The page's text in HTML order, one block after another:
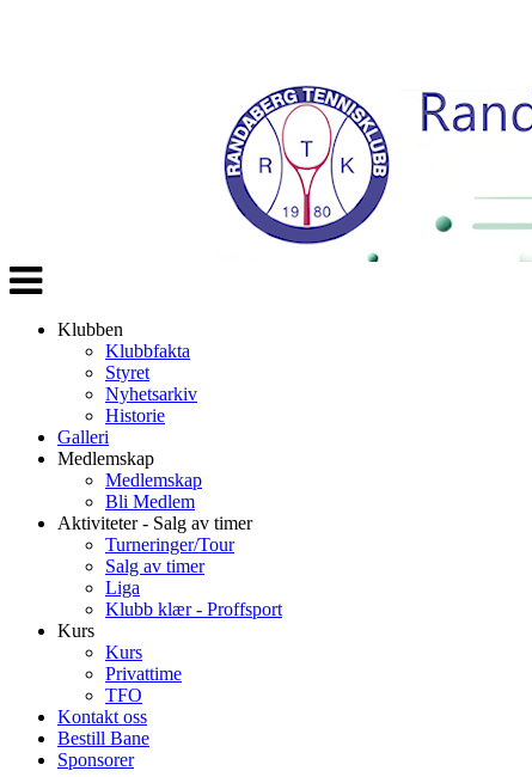
Veksle
navigasjon
Klubben
Klubbfakta
Styret
Nyhetsarkiv
Historie
Galleri
Medlemskap
Medlemskap
Bli Medlem
Aktiviteter - Salg av timer
Turneringer/Tour
Salg av timer
Liga
Klubb klær - Proffsport
Kurs
Kurs
Privattime
TFO
Kontakt oss
Bestill Bane
Sponsorer